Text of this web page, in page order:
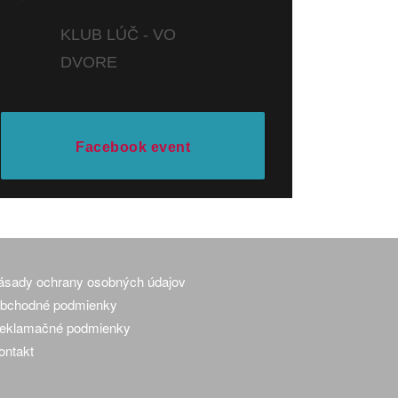
KLUB LÚČ - VO
DVORE
Facebook event
ochrany osobných údajov
podmienky
podmienky